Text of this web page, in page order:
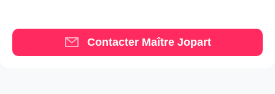
Contacter Maître Jopart